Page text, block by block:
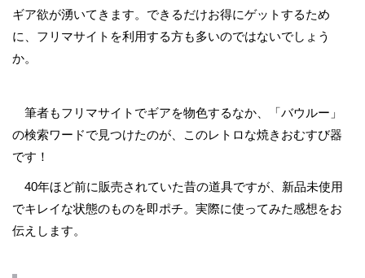
ギア欲が湧いてきます。できるだけお得にゲットするため
に、フリマサイトを利用する方も多いのではないでしょう
か。
筆者もフリマサイトでギアを物色するなか、「バウルー」
の検索ワードで見つけたのが、このレトロな焼きおむすび器
です！
40年ほど前に販売されていた昔の道具ですが、新品未使用
でキレイな状態のものを即ポチ。実際に使ってみた感想をお
伝えします。